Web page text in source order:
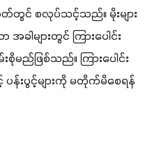
တ်တွင် စလုပ်သင့်သည်။ မိုးများ
ါများတွင် ကြားပေါင်း
မည်ဖြစ်သည်။ ကြားပေါင်း
န်းပွင့်များကို မတိုက်မိစေရန်